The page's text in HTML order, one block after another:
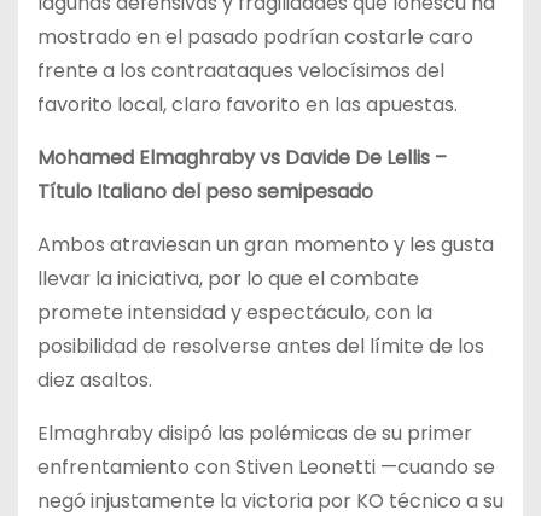
mostrado en el pasado podrían costarle caro
frente a los contraataques velocísimos del
favorito local, claro favorito en las apuestas.
Mohamed Elmaghraby vs Davide De Lellis –
Título Italiano del peso semipesado
Ambos atraviesan un gran momento y les gusta
llevar la iniciativa, por lo que el combate
promete intensidad y espectáculo, con la
posibilidad de resolverse antes del límite de los
diez asaltos.
Elmaghraby disipó las polémicas de su primer
enfrentamiento con Stiven Leonetti —cuando se
negó injustamente la victoria por KO técnico a su